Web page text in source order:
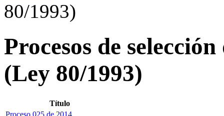
80/1993)
Procesos de
(Ley 80/1993)
Título
Proceso 025 de 2014